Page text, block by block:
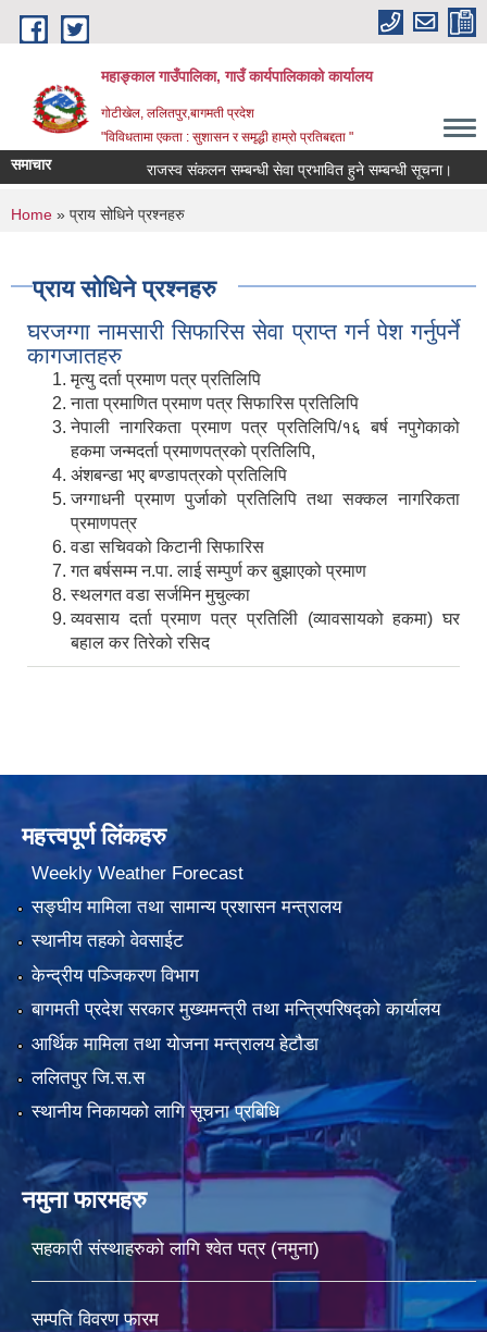
Skip to main content
महाङ्काल गाउँपालिका, गाउँ कार्यपालिकाको कार्यालय
गोटीखेल, ललितपुर,बागमती प्रदेश
"विविधतामा एकता : सुशासन र समृद्धी हाम्रो प्रतिबद्दता "
समाचार राजस्व संकलन सम्बन्धी सेवा प्रभावित हुने सम्बन्धी सूचना।
You are here
Home » प्राय सोधिने प्रश्नहरु
प्राय सोधिने प्रश्नहरु
घरजग्गा नामसारी सिफारिस सेवा प्राप्त गर्न पेश गर्नुपर्ने
कागजातहरु
मृत्यु दर्ता प्रमाण पत्र प्रतिलिपि
नाता प्रमाणित प्रमाण पत्र सिफारिस प्रतिलिपि
नेपाली नागरिकता प्रमाण पत्र प्रतिलिपि/१६ बर्ष नपुगेकाको
हकमा जन्मदर्ता प्रमाणपत्रको प्रतिलिपि,
अंशबन्डा भए बण्डापत्रको प्रतिलिपि
जग्गाधनी प्रमाण पुर्जाको प्रतिलिपि तथा सक्कल नागरिकता
प्रमाणपत्र
वडा सचिवको किटानी सिफारिस
गत बर्षसम्म न.पा. लाई सम्पुर्ण कर बुझाएको प्रमाण
स्थलगत वडा सर्जमिन मुचुल्का
व्यवसाय दर्ता प्रमाण पत्र प्रतिलिी (व्यावसायको हकमा) घर
बहाल कर तिरेको रसिद
महत्त्वपूर्ण लिंकहरु
Weekly Weather Forecast
सङ्घीय मामिला तथा सामान्य प्रशासन मन्त्रालय
स्थानीय तहको वेवसाईट
केन्द्रीय पञ्जिकरण विभाग
बागमती प्रदेश सरकार मुख्यमन्त्री तथा मन्त्रिपरिषद्को कार्यालय
आर्थिक मामिला तथा योजना मन्त्रालय हेटौडा
ललितपुर जि.स.स
स्थानीय निकायको लागि सूचना प्रबिधि
नमुना फारमहरु
सहकारी संस्थाहरुको लागि श्वेत पत्र (नमुना)
सम्पति विवरण फारम